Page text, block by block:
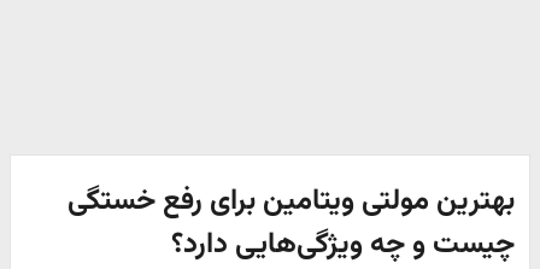
بهترین مولتی ویتامین برای رفع خستگی
چیست و چه ویژگی‌هایی دارد؟